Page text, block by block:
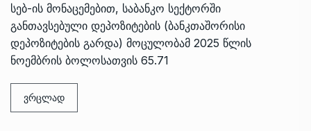
სებ-ის მონაცემებით, საბანკო სექტორში
განთავსებული დეპოზიტების (ბანკთაშორისი
დეპოზიტების გარდა) მოცულობამ 2025 წლის
ნოემბრის ბოლოსათვის 65.71
ვრცლად